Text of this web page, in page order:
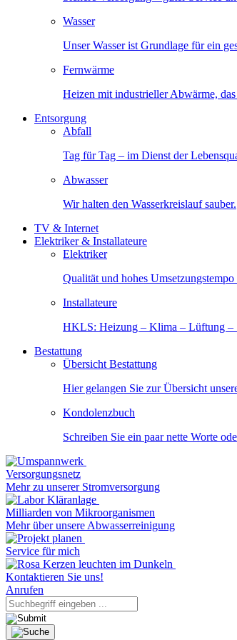
Wasser
Unser Wasser ist Grundlage für ein
Fernwärme
Heizen mit industrieller Abwärme,
Entsorgung
Abfall
Tag für Tag – im Dienst der
Abwasser
Wir halten den Wasserkreislauf sauber.
TV & Internet
Elektriker & Installateure
Elektriker
Qualität und hohes
Installateure
HKLS: Heizung – Klima – Lüftung –
Bestattung
Übersicht Bestattung
Hier gelangen Sie zur Übersicht
Kondolenzbuch
Schreiben Sie ein paar nette Worte
Versorgungsnetz
Mehr zu unserer Stromversorgung
Milliarden von Mikroorganismen
Mehr über unsere Abwasserreinigung
Service für mich
Kontaktieren Sie uns!
Anrufen